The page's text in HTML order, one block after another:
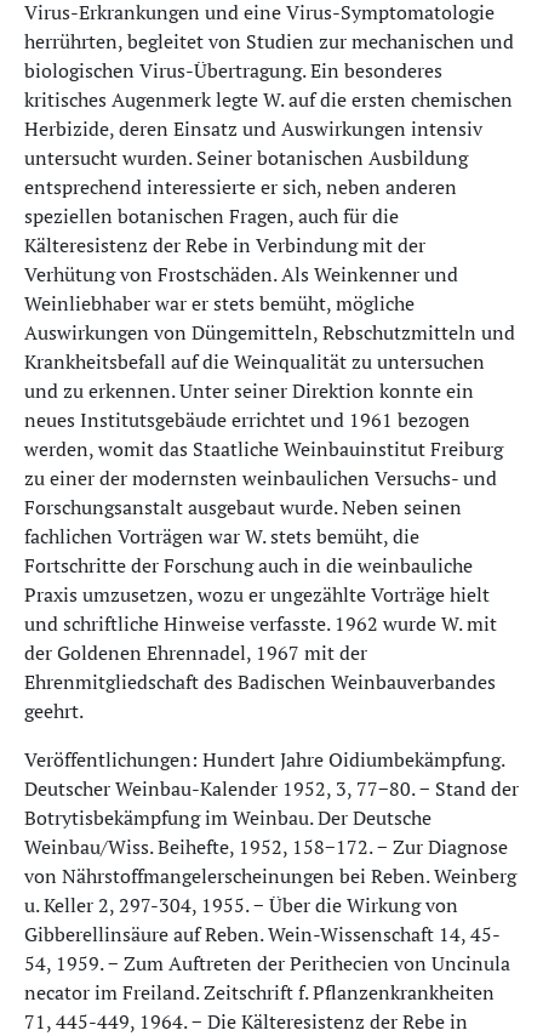
Virus-Erkrankungen und eine Virus-Symptomatologie
herrührten, begleitet von Studien zur mechanischen und
biologischen Virus-Übertragung. Ein besonderes
kritisches Augenmerk legte W. auf die ersten chemischen
Herbizide, deren Einsatz und Auswirkungen intensiv
untersucht wurden. Seiner botanischen Ausbildung
entsprechend interessierte er sich, neben anderen
speziellen botanischen Fragen, auch für die
Kälteresistenz der Rebe in Verbindung mit der
Verhütung von Frostschäden. Als Weinkenner und
Weinliebhaber war er stets bemüht, mögliche
Auswirkungen von Düngemitteln, Rebschutzmitteln und
Krankheitsbefall auf die Weinqualität zu untersuchen
und zu erkennen. Unter seiner Direktion konnte ein
neues Institutsgebäude errichtet und 1961 bezogen
werden, womit das Staatliche Weinbauinstitut Freiburg
zu einer der modernsten weinbaulichen Versuchs- und
Forschungsanstalt ausgebaut wurde. Neben seinen
fachlichen Vorträgen war W. stets bemüht, die
Fortschritte der Forschung auch in die weinbauliche
Praxis umzusetzen, wozu er ungezählte Vorträge hielt
und schriftliche Hinweise verfasste. 1962 wurde W. mit
der Goldenen Ehrennadel, 1967 mit der
Ehrenmitgliedschaft des Badischen Weinbauverbandes
geehrt.
Veröffentlichungen: Hundert Jahre Oidiumbekämpfung.
Deutscher Weinbau-Kalender 1952, 3, 77−80. − Stand der
Botrytisbekämpfung im Weinbau. Der Deutsche
Weinbau/Wiss. Beihefte, 1952, 158−172. − Zur Diagnose
von Nährstoffmangelerscheinungen bei Reben. Weinberg
u. Keller 2, 297-304, 1955. − Über die Wirkung von
Gibberellinsäure auf Reben. Wein-Wissenschaft 14, 45-
54, 1959. − Zum Auftreten der Perithecien von Uncinula
necator im Freiland. Zeitschrift f. Pflanzenkrankheiten
71, 445-449, 1964. − Die Kälteresistenz der Rebe in